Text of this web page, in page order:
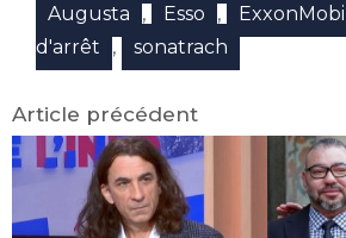
Augusta , Esso , ExxonMobil
d'arrêt
, sonatrach
Article précédent